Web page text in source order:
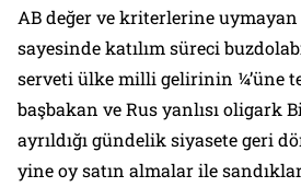
AB değer ve kriterlerine
sayesinde katılım süreci
serveti ülke milli gelirinin ¼’üne
başbakan ve Rus yanlısı oligark
ayrıldığı gündelik siyasete geri
yine oy satın almalar ile